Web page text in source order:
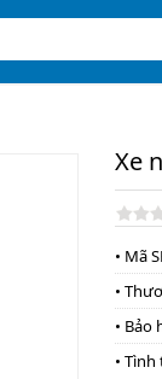
Xe
• Mã
•
• Bảo
•